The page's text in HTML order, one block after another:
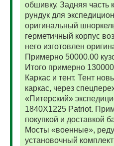
обшивку. Задняя часть
рундук для
оригинальный
герметичный корпус
него изготовлен
Примерно 50000.00
Итого примерно
Каркас и тент. Тент
каркас, через
«Питерский»
1840Х1225 Patriot.
покупкой и доставкой
Мосты «военные»,
установочный